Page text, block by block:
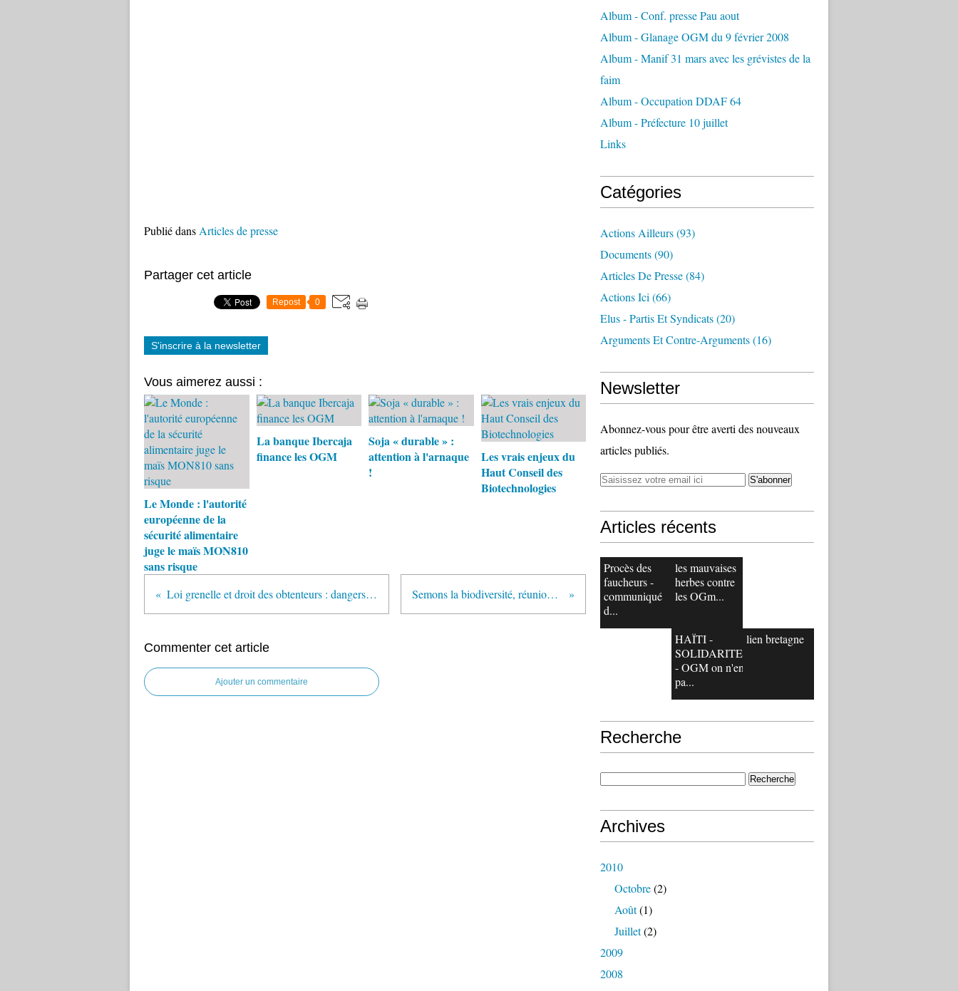
Publié dans Articles de presse
Partager cet article
Repost 0
S'inscrire à la newsletter
Vous aimerez aussi :
Le Monde : l'autorité
européenne de la
sécurité alimentaire
juge le maïs MON810
sans risque
La banque Ibercaja
finance les OGM
Soja « durable » :
attention à l'arnaque
!
Les vrais enjeux du
Haut Conseil des
Biotechnologies
Loi grenelle et droit des obtenteurs : dangers de l'amendement Taugourdeau Semons la biodiversité, réunion mardi 28/10/08 à Paris
Commenter cet article
Ajouter un commentaire
Album - Conf. presse Pau aout
Album - Glanage OGM du 9 février 2008
Album - Manif 31 mars avec les grévistes de la
faim
Album - Occupation DDAF 64
Album - Préfecture 10 juillet
Links
Catégories
Actions Ailleurs(93)
Documents(90)
Articles De Presse(84)
Actions Ici (66)
Elus - Partis Et Syndicats(20)
Arguments Et Contre-Arguments(16)
Newsletter
Abonnez-vous pour être averti des nouveaux
articles publiés.
Articles récents
Procès des
faucheurs -
communiqué
d...
les mauvaises
herbes contre
les OGm...
HAÏTI -
SOLIDARITE
- OGM on n'en
pa...
lien bretagne
Recherche
Archives
2010
Octobre(2)
Août(1)
Juillet(2)
2009
2008